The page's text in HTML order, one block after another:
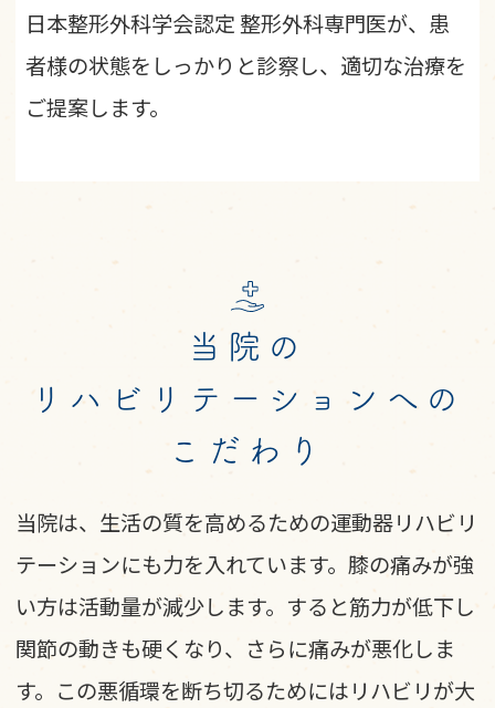
日本整形外科学会認定 整形外科専門医が、患
者様の状態をしっかりと診察し、適切な治療を
ご提案します。
当院の
リハビリテーションへの
こだわり
当院は、生活の質を高めるための運動器リハビリ
テーションにも力を入れています。膝の痛みが強
い方は活動量が減少します。すると筋力が低下し
関節の動きも硬くなり、さらに痛みが悪化しま
す。この悪循環を断ち切るためにはリハビリが大